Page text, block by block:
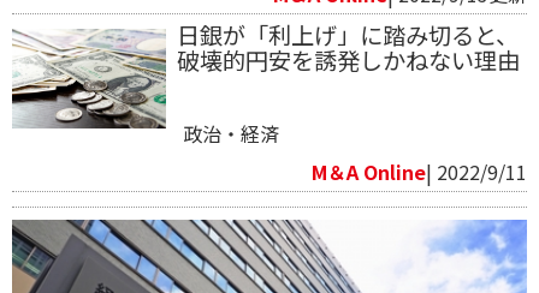
日銀が「利上げ」に踏み切ると、
破壊的円安を誘発しかねない理由
政治・経済
M＆A Online| 2022/9/11